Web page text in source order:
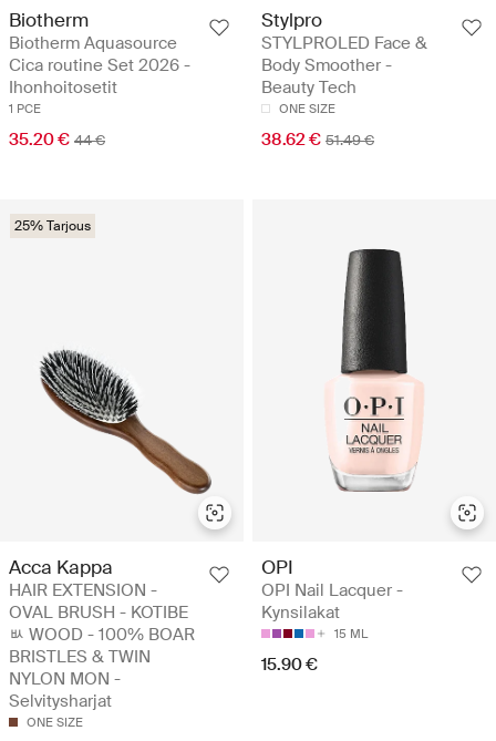
Biotherm
Biotherm Aquasource
Cica routine Set 2026 -
Ihonhoitosetit
1 PCE
35.20 € 44 €
Stylpro
STYLPROLED Face &
Body Smoother -
Beauty Tech
ONE SIZE
38.62 € 51.49 €
25% Tarjous
Acca Kappa
HAIR EXTENSION -
OVAL BRUSH - KOTIBE
ﾴ WOOD - 100% BOAR
BRISTLES & TWIN
NYLON MON -
Selvitysharjat
ONE SIZE
OPI
OPI Nail Lacquer -
Kynsilakat
15 ML
15.90 €